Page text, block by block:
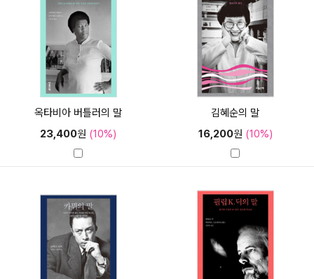
옥타비아 버틀러의 말
23,400원 (10%)
김혜순의 말
16,200원 (10%)